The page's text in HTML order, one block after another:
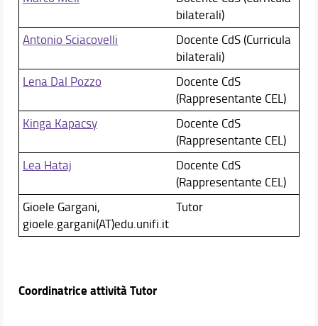
bilaterali)
Antonio Sciacovelli
Docente CdS (Curricula
bilaterali)
Lena Dal Pozzo
Docente CdS
(Rappresentante CEL)
Kinga Kapacsy
Docente CdS
(Rappresentante CEL)
Lea Hataj
Docente CdS
(Rappresentante CEL)
Gioele Gargani,
gioele.gargani(AT)edu.unifi.it
Tutor
Coordinatrice attività Tutor